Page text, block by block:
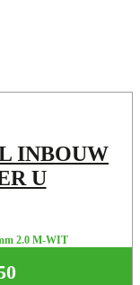
INBOUW
U
2.0 M-WIT